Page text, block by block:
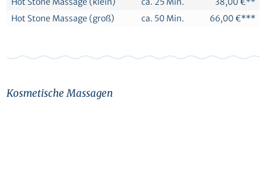
Hot Stone Massage (groß)
ca. 50 Min. 66,00 €***
Kosmetische Massagen